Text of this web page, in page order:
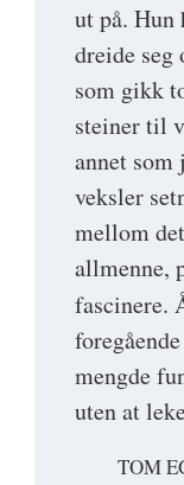
ut på. Hun
dreide
som gikk
steiner til
annet
veksler
mellom
allmenne,
fascinere.
mengde
uten at
TOM